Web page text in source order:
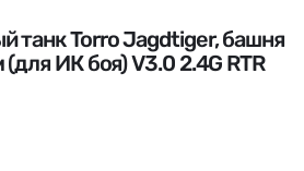
танк Torro Jagdtiger, башня
ИК боя) V3.0 2.4G RTR